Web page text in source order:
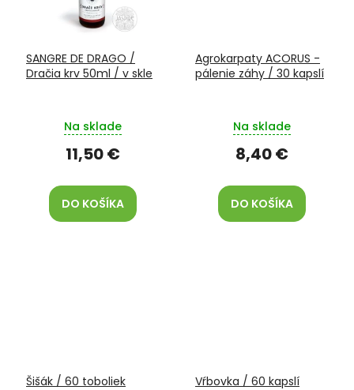
SANGRE DE DRAGO /
Dračia krv 50ml / v skle
Na sklade
11,50 €
DO KOŠÍKA
Agrokarpaty ACORUS -
pálenie záhy / 30 kapslí
Na sklade
8,40 €
DO KOŠÍKA
Šišák / 60 toboliek Vŕbovka / 60 kapslí